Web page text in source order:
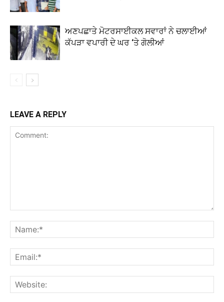
ਅਣਪਛਾਤੇ ਮੋਟਰਸਾਈਕਲ ਸਵਾਰਾਂ ਨੇ ਚਲਾਈਆਂ
ਕੱਪੜਾ ਵਪਾਰੀ ਦੇ ਘਰ ‘ਤੇ ਗੋਲੀਆਂ
LEAVE A REPLY